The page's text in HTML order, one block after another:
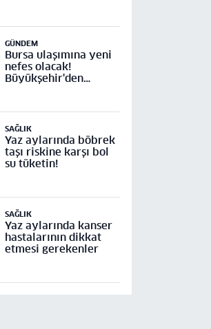
GÜNDEM
Bursa ulaşımına yeni
nefes olacak!
Büyükşehir'den
Projesi’ne temel
SAĞLIK
Yaz aylarında böbrek
taşı riskine karşı bol
su tüketin!
SAĞLIK
Yaz aylarında kanser
hastalarının dikkat
etmesi gerekenler